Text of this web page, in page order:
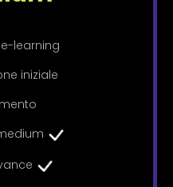
learning
iniziale